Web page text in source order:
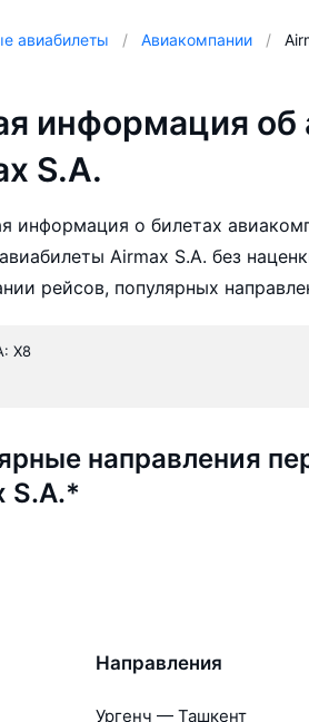
авиабилеты Авиакомпании
информация об
S.A.
информация о билетах
Airmax S.A. без
рейсов, популярных
X8
направления
S.A.*
Направления
Ургенч — Ташкент